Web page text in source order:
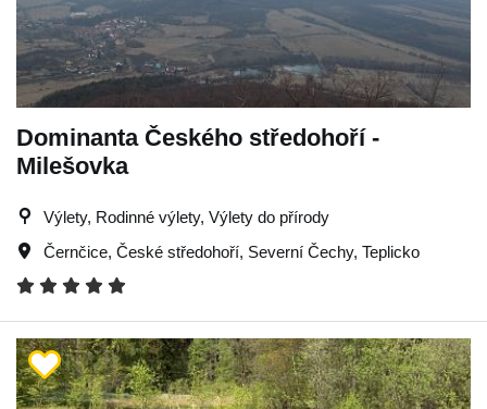
Dominanta Českého středohoří -
Milešovka
Výlety, Rodinné výlety, Výlety do přírody
Černčice, České středohoří, Severní Čechy, Teplicko